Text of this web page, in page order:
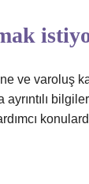
ve varoluş